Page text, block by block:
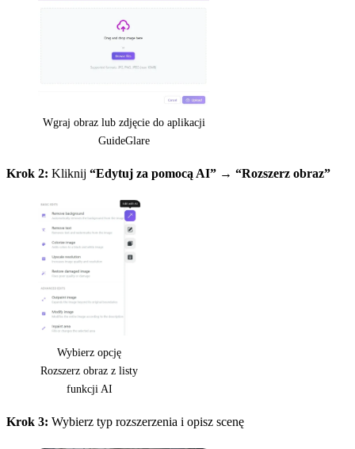
Wgraj obraz lub zdjęcie do aplikacji
GuideGlare
Krok 2: Kliknij “Edytuj za pomocą AI” → “Rozszerz obraz”
Wybierz opcję
Rozszerz obraz z listy
funkcji AI
Krok 3: Wybierz typ rozszerzenia i opisz scenę